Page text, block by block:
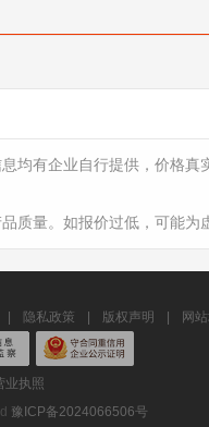
均有企业自行提供，价格
质量。如报价过低，可能为
隐私政策 版权声明 网
业执照
豫ICP备2024066506号